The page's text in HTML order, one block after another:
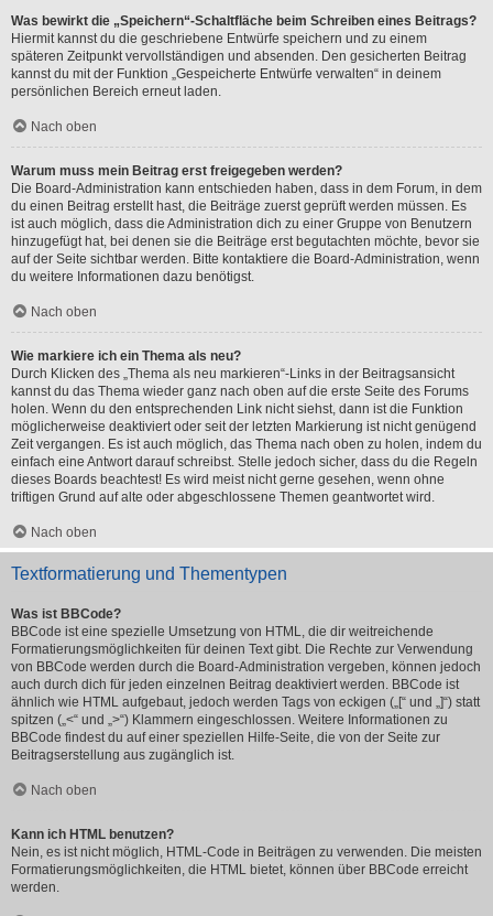
Was bewirkt die „Speichern“-Schaltfläche beim Schreiben eines Beitrags?
Hiermit kannst du die geschriebene Entwürfe speichern und zu einem
späteren Zeitpunkt vervollständigen und absenden. Den gesicherten Beitrag
kannst du mit der Funktion „Gespeicherte Entwürfe verwalten“ in deinem
persönlichen Bereich erneut laden.
Nach oben
Warum muss mein Beitrag erst freigegeben werden?
Die Board-Administration kann entschieden haben, dass in dem Forum, in dem
du einen Beitrag erstellt hast, die Beiträge zuerst geprüft werden müssen. Es
ist auch möglich, dass die Administration dich zu einer Gruppe von Benutzern
hinzugefügt hat, bei denen sie die Beiträge erst begutachten möchte, bevor sie
auf der Seite sichtbar werden. Bitte kontaktiere die Board-Administration, wenn
du weitere Informationen dazu benötigst.
Nach oben
Wie markiere ich ein Thema als neu?
Durch Klicken des „Thema als neu markieren“-Links in der Beitragsansicht
kannst du das Thema wieder ganz nach oben auf die erste Seite des Forums
holen. Wenn du den entsprechenden Link nicht siehst, dann ist die Funktion
möglicherweise deaktiviert oder seit der letzten Markierung ist nicht genügend
Zeit vergangen. Es ist auch möglich, das Thema nach oben zu holen, indem du
einfach eine Antwort darauf schreibst. Stelle jedoch sicher, dass du die Regeln
dieses Boards beachtest! Es wird meist nicht gerne gesehen, wenn ohne
triftigen Grund auf alte oder abgeschlossene Themen geantwortet wird.
Nach oben
Textformatierung und Thementypen
Was ist BBCode?
BBCode ist eine spezielle Umsetzung von HTML, die dir weitreichende
Formatierungsmöglichkeiten für deinen Text gibt. Die Rechte zur Verwendung
von BBCode werden durch die Board-Administration vergeben, können jedoch
auch durch dich für jeden einzelnen Beitrag deaktiviert werden. BBCode ist
ähnlich wie HTML aufgebaut, jedoch werden Tags von eckigen („[“ und „]“) statt
spitzen („<“ und „>“) Klammern eingeschlossen. Weitere Informationen zu
BBCode findest du auf einer speziellen Hilfe-Seite, die von der Seite zur
Beitragserstellung aus zugänglich ist.
Nach oben
Kann ich HTML benutzen?
Nein, es ist nicht möglich, HTML-Code in Beiträgen zu verwenden. Die meisten
Formatierungsmöglichkeiten, die HTML bietet, können über BBCode erreicht
werden.